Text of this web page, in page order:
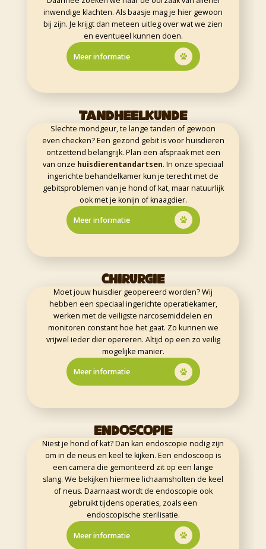
inwendige klachten. Als baasje mag je hier gewoon
bij zijn. Je krijgt dan meteen uitleg over wat we zien
en eventueel kunnen doen.
Meer informatie
TANDHEELKUNDE
Slechte mondgeur, te lange tanden of gewoon
even checken? Een gezond gebit is voor huisdieren
ontzettend belangrijk. Plan een afspraak met een
van onze huisdierentandartsen. In onze speciaal
ingerichte behandelkamer kun je terecht met de
gebitsproblemen van je hond of kat, maar natuurlijk
ook met je konijn of knaagdier.
Meer informatie
CHIRURGIE
Moet jouw huisdier geopereerd worden? Wij
hebben een speciaal ingerichte operatiekamer,
werken met de veiligste narcosemiddelen en
monitoren constant hoe het gaat. Zo kunnen we
vrijwel ieder dier opereren. Altijd op een zo veilig
mogelijke manier.
Meer informatie
ENDOSCOPIE
Niest je hond of kat? Dan kan endoscopie nodig zijn
om in de neus en keel te kijken. Een endoscoop is
een camera die gemonteerd zit op een lange
slang. We bekijken hiermee lichaamsholten de keel
of neus. Daarnaast wordt de endoscopie ook
gebruikt tijdens operaties, zoals een
endoscopische sterilisatie.
Meer informatie